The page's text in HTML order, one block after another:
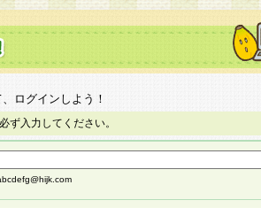
ログインしよう！
ず入力してください。